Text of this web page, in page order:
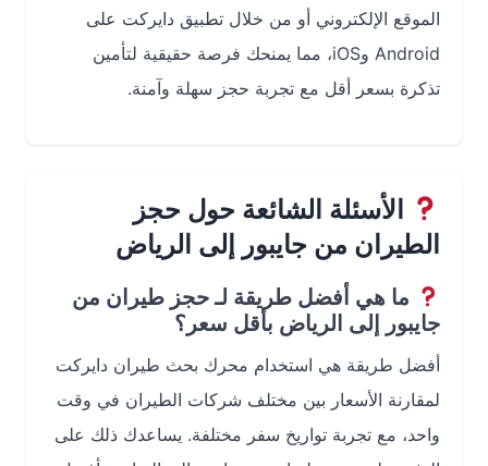
الموقع الإلكتروني أو من خلال تطبيق دايركت على
Android وiOS، مما يمنحك فرصة حقيقية لتأمين
تذكرة بسعر أقل مع تجربة حجز سهلة وآمنة.
الأسئلة الشائعة حول حجز
الطيران من جايبور إلى الرياض
ما هي أفضل طريقة لـ حجز طيران من
جايبور إلى الرياض بأقل سعر؟
أفضل طريقة هي استخدام محرك بحث طيران دايركت
لمقارنة الأسعار بين مختلف شركات الطيران في وقت
واحد، مع تجربة تواريخ سفر مختلفة. يساعدك ذلك على